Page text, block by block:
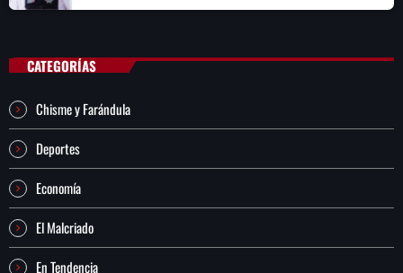
CATEGORÍAS
Chisme y Farándula
Deportes
Economía
El Malcriado
En Tendencia